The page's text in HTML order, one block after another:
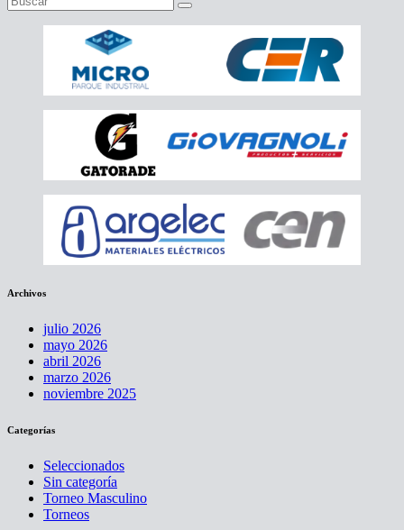
Archivos
julio 2026
mayo 2026
abril 2026
marzo 2026
noviembre 2025
Categorías
Seleccionados
Sin categoría
Torneo Masculino
Torneos